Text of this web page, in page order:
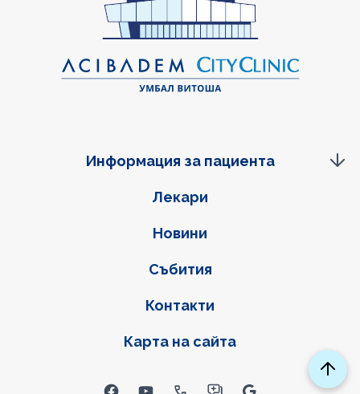
Фуутер навигация
Лекари
Новини
Събития
Контакти
Карта на сайта
Информация за пациента